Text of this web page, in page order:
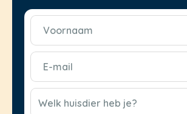
Voornaam
(Vereist)
E-
mail
(Vereist)
CAPTCHA
Welk huisdier heb je?